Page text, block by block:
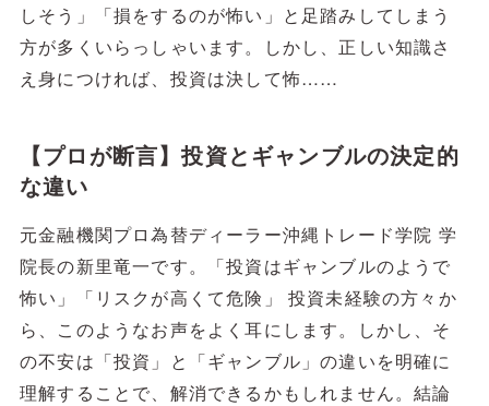
しそう」「損をするのが怖い」と足踏みしてしまう
方が多くいらっしゃいます。しかし、正しい知識さ
え身につければ、投資は決して怖……
【プロが断言】投資とギャンブルの決定的
な違い
元金融機関プロ為替ディーラー沖縄トレード学院 学
院長の新里竜一です。「投資はギャンブルのようで
怖い」「リスクが高くて危険」 投資未経験の方々か
ら、このようなお声をよく耳にします。しかし、そ
の不安は「投資」と「ギャンブル」の違いを明確に
理解することで、解消できるかもしれません。結論